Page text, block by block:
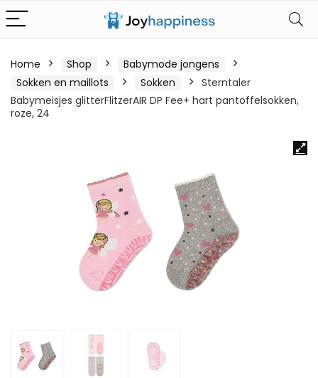
Home Shop
Babymode jongens
Sokken en maillots
Sokken
Sterntaler
Babymeisjes glitterFlitzerAIR DP Fee+ hart pantoffelsokken,
roze, 24